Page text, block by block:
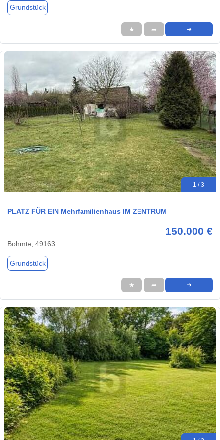
Grundstück
★ ➦ ➜
1 / 3
PLATZ FÜR EIN Mehrfamilienhaus IM ZENTRUM
150.000 €
Bohmte, 49163
Grundstück
★ ➦ ➜